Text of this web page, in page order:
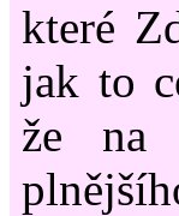
které
jak to
že na